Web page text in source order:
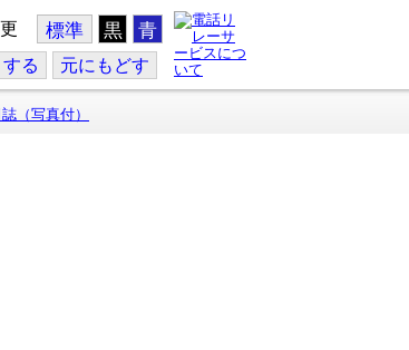
標準 黒 青
る 元にもどす
（写真付）